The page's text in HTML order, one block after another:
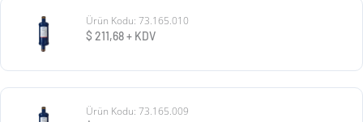
Ürün Kodu: 73.165.010
$ 211,68+ KDV
Ürün Kodu: 73.165.009